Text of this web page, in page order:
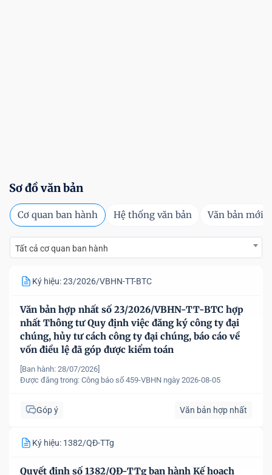
Sơ đồ văn bản
Cơ quan ban hành Hệ thống văn bản Văn bản mới
Tất cả cơ quan ban hành
Ký hiệu: 23/2026/VBHN-TT-BTC
Văn bản hợp nhất số 23/2026/VBHN-TT-BTC hợp
nhất Thông tư Quy định việc đăng ký công ty đại
chúng, hủy tư cách công ty đại chúng, báo cáo về
vốn điều lệ đã góp được kiểm toán
[Ban hành: 28/07/2026]
Được đăng trong: Công báo số 459-VBHN ngày 2026-08-05
Góp ý Văn bản hợp nhất
Ký hiệu: 1382/QĐ-TTg
Quyết định số 1382/QĐ-TTg ban hành Kế hoạch